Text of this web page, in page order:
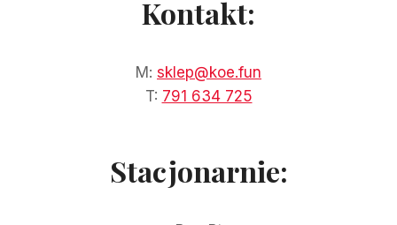
Kontakt:
M: sklep@koe.fun
T: 791 634 725
Stacjonarnie: